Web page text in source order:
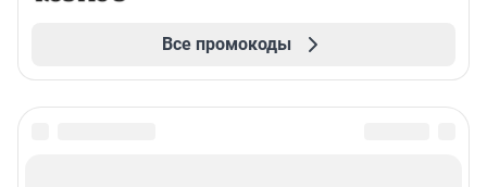
Все промокоды